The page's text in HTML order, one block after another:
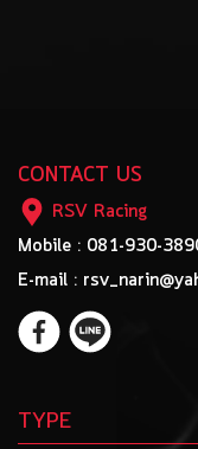
CONTACT US
RSV Racing
Mobile : 081-930-
E-mail :
TYPE